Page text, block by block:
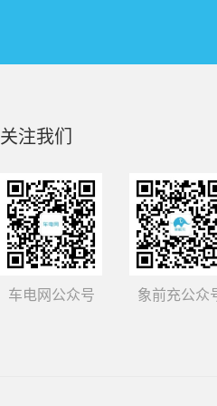
关注我们
车电网公众号 象前充公众